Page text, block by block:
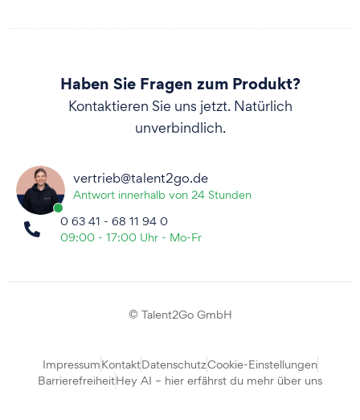
Haben Sie Fragen zum Produkt?
Kontaktieren Sie uns jetzt. Natürlich
unverbindlich.
vertrieb@talent2go.de
Antwort innerhalb von 24 Stunden
0 63 41 - 68 11 94 0
09:00 - 17:00 Uhr - Mo-Fr
© Talent2Go GmbH
ImpressumKontaktDatenschutzCookie-Einstellungen
BarrierefreiheitHey AI – hier erfährst du mehr über uns